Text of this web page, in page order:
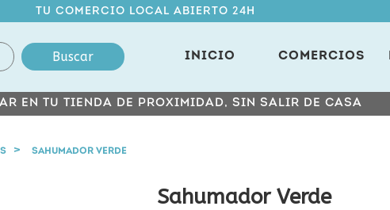
TU COMERCIO LOCAL ABIERTO 24H
Buscar INICIO COMERCIOS
EN TU TIENDA DE PROXIMIDAD, SIN SALIR DE CASA
SAHUMADOR VERDE
Sahumador Verde